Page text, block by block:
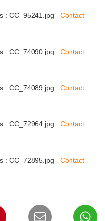
: CC_95241.jpg Contact
: CC_74090.jpg Contact
: CC_74089.jpg Contact
: CC_72964.jpg Contact
: CC_72895.jpg Contact